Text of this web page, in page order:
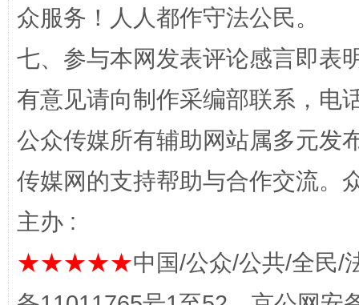
千年窑火 生生不息
众服务！人人都作守法公民。
七、参与本网发表评论感言即表
有意见请向制作采编部联系，电
公众传媒所有辅助网站属多元发
传媒网的支持帮助与合作交流。
主办 :
★★★★★中国/公众/公共/全民/